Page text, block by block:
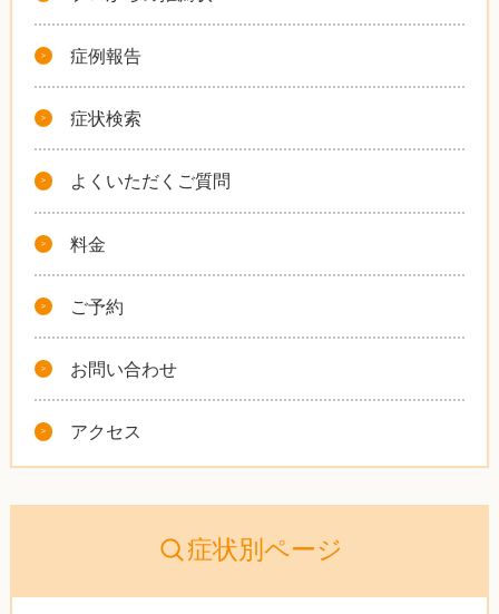
症例報告
症状検索
よくいただくご質問
料金
ご予約
お問い合わせ
アクセス
症状別ページ